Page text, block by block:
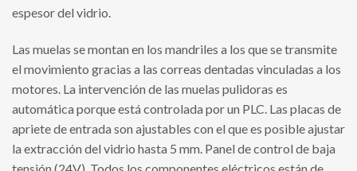
espesor del vidrio.
Las muelas se montan en los mandriles a los que se transmite
el movimiento gracias a las correas dentadas vinculadas a los
motores. La intervención de las muelas pulidoras es
automática porque está controlada por un PLC. Las placas de
apriete de entrada son ajustables con el que es posible ajustar
la extracción del vidrio hasta 5 mm. Panel de control de baja